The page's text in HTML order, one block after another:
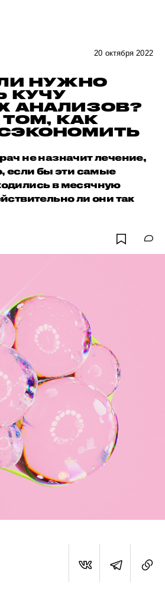
20 октября 2022
НУЖНО
КУЧУ
АНАЛИЗОВ?
ТОМ, КАК
не назначит лечение,
если бы эти самые
в месячную
ли они так